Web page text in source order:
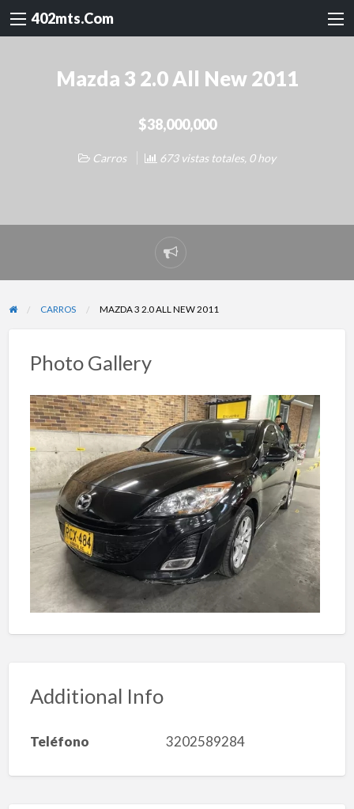
402mts.Com
Mazda 3 2.0 All New 2011
$38,000,000
Carros 673 vistas totales, 0 hoy
Reportar
problema
CARROS MAZDA 3 2.0 ALL NEW 2011
Photo Gallery
Additional Info
Teléfono 3202589284